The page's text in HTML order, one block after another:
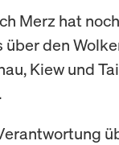
Merz hat
über den
Kiew und